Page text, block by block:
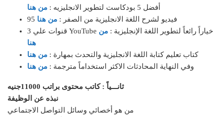
أفضل 5 بودكاست لتطوير الانجليزيه :
من هنا
95 فيديو لشرح اللغة الانجليزية من الصفر : من هنا
3 قنوات علي YouTube خياراً رائعاً لتطوير اللغة الإنجليزية : من
هنا
كتاب تعليم كتابة اللغة الانجليزية والتحدث بمهارة : من هنا
وفي النهاية المحادثات الاكثر استخداماً مترجمة : من هنا
ثانـــياً : كاتب محتوى براتب 11000جنيه
نبذه عن الوظيفة
من هو أخصائي وسائل التواصل الاجتماعي